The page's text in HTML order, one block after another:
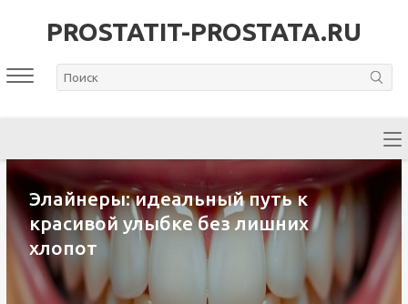
PROSTATIT-PROSTATA.RU
Элайнеры: идеальный путь к
красивой улыбке без лишних
хлопот